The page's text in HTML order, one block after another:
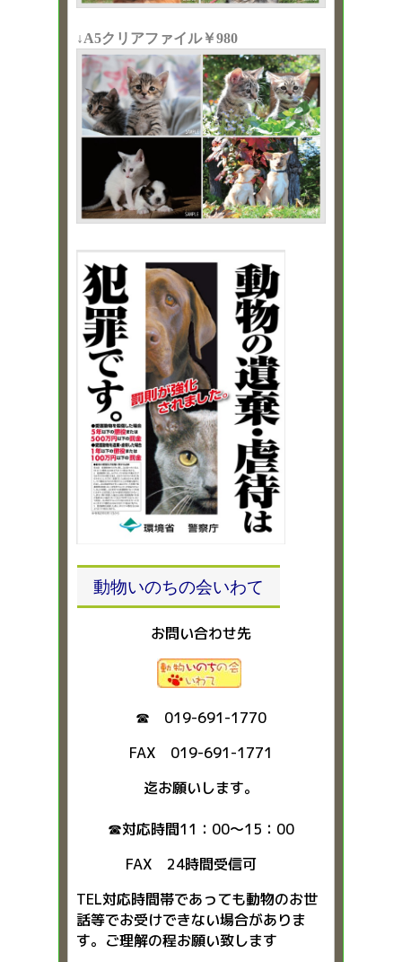
↓A5クリアファイル￥980
動物いのちの会いわて
お問い合わせ先
☎ 019-691-1770
FAX 019-691-1771
迄お願いします。
☎対応時間11：00～15：00
FAX 24時間受信可
TEL対応時間帯であっても動物のお世
話等でお受けできない場合がありま
す。ご理解の程お願い致します